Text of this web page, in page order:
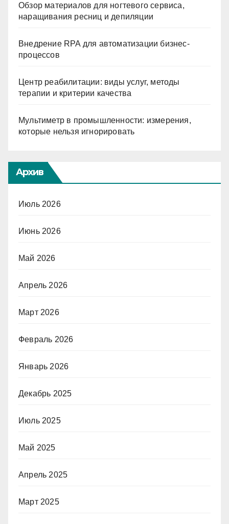
Обзор материалов для ногтевого сервиса,
наращивания ресниц и депиляции
Внедрение RPA для автоматизации бизнес-
процессов
Центр реабилитации: виды услуг, методы
терапии и критерии качества
Мультиметр в промышленности: измерения,
которые нельзя игнорировать
Архив
Июль 2026
Июнь 2026
Май 2026
Апрель 2026
Март 2026
Февраль 2026
Январь 2026
Декабрь 2025
Июль 2025
Май 2025
Апрель 2025
Март 2025